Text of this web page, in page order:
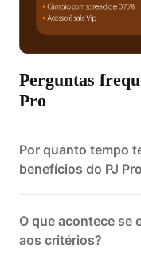
Perguntas
Pro
Por quanto tempo
benefícios do PJ
O que acontece se
aos critérios?